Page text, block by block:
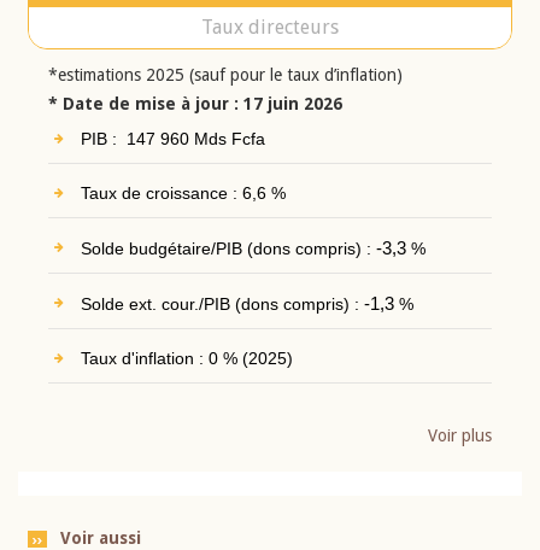
Taux directeurs
*estimations 2025 (sauf pour le taux d’inflation)
* Date de mise à jour : 17 juin 2026
PIB : 147 960 Mds Fcfa
Taux de croissance : 6,6 %
Solde budgétaire/PIB (dons compris) : -3,3%
Solde ext. cour./PIB (dons compris) : -1,3%
Taux d'inflation : 0 % (2025)
Voir plus
Voir aussi